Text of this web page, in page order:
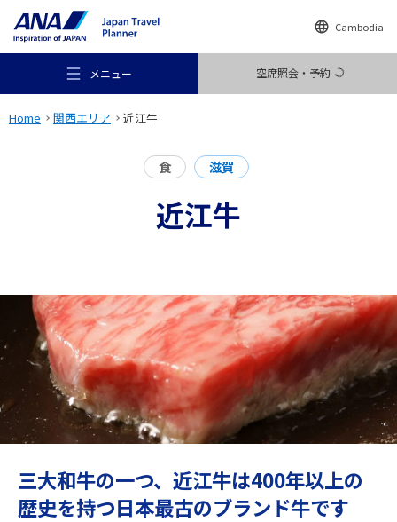
Cambodia
メニュー 空席照会・予約
行き先
旅のお役立ち情報
Home 関西エリア 近江牛
食 滋賀
近江牛
三大和牛の一つ、近江牛は400年以上の
歴史を持つ日本最古のブランド牛です